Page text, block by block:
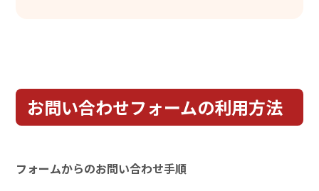
お問い合わせフォームの利用方法
フォームからのお問い合わせ手順